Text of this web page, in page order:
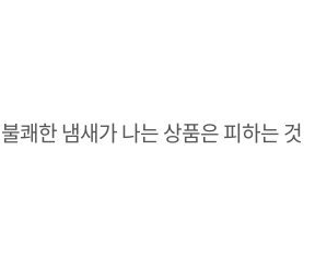
쾌한 냄새가 나는 상품은 피하는 것